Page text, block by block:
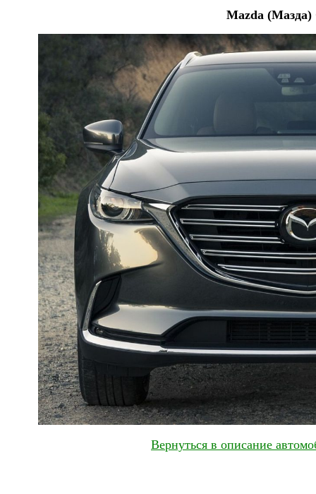
Mazda
Вернуться в описание